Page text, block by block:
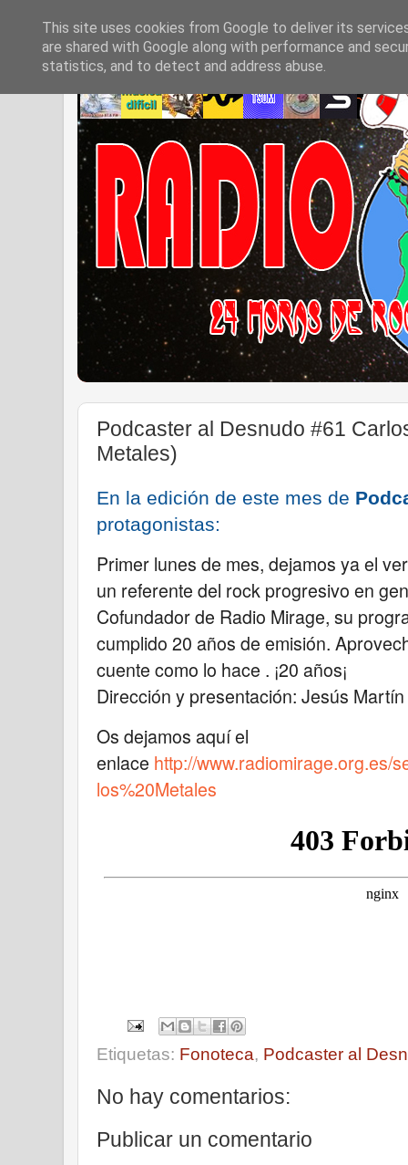
Podcaster al Desnudo #61
Metales)
En la edición de este mes de
protagonistas:
Primer lunes de mes, dejamos ya el
un referente del rock progresivo en
Cofundador de Radio Mirage, su
cumplido 20 años de emisión.
cuente como lo hace . ¡20 años¡
Dirección y presentación: Jesús Martín
Os dejamos aquí el
enlace http://www.radiomirage.org.es/
los%20Metales
Etiquetas: Fonoteca, Podcaster al
No hay comentarios:
Publicar un comentario
This site uses cookies from Google to deliver its
are shared with Google along with performance and
statistics, and to detect and address abuse.